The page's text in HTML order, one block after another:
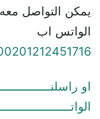
يمكن التواصل
الواتس اب
او